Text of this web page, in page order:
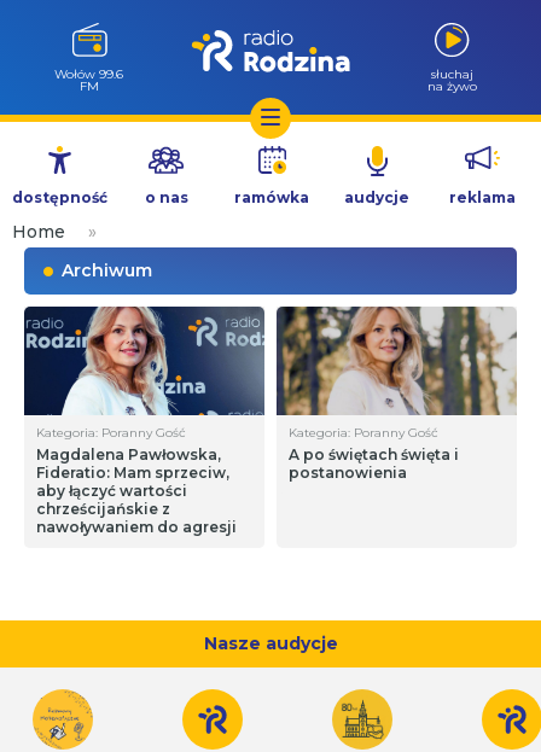
Przejdź
treści
Wołów 99.6
FM
słuchaj
na żywo
dostępność o nas ramówka audycje reklama
Home
»
Archiwum
Kategoria: Poranny Gość
Magdalena Pawłowska,
Fideratio: Mam sprzeciw,
aby łączyć wartości
chrześcijańskie z
nawoływaniem do agresji
Kategoria: Poranny Gość
A po świętach święta i
postanowienia
Nasze audycje